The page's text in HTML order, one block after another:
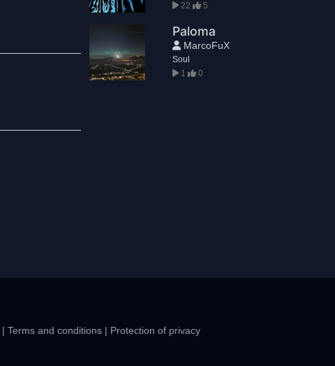
22
5
Paloma
MarcoFuX
Soul
1
0
| Terms and conditions | Protection of privacy